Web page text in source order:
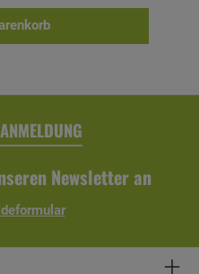
Vorgesehen für
und
mm Durchmesser-
Klebemörtel
Newsletter an